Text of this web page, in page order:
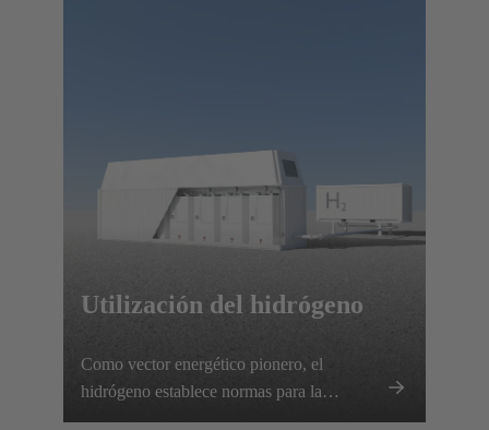
móviles para ahorrar espacio y encajar
perfectamente.
Utilización del hidrógeno
Como vector energético pionero, el
hidrógeno establece normas para la
generación de energía eficiente y sin